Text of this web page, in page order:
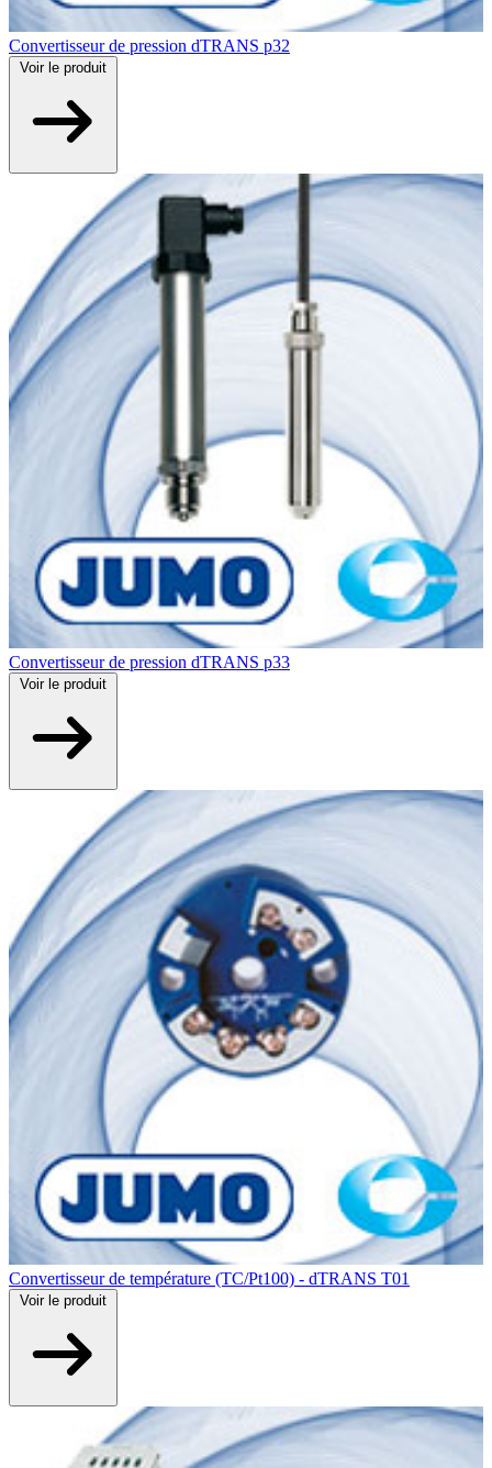
Convertisseur de pression dTRANS p32
Voir le produit
Convertisseur de pression dTRANS p33
Voir le produit
Convertisseur de température (TC/Pt100) - dTRANS T01
Voir le produit